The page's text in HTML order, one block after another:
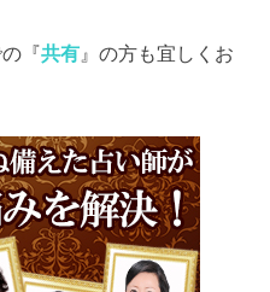
『共有 』の方も宜しくお